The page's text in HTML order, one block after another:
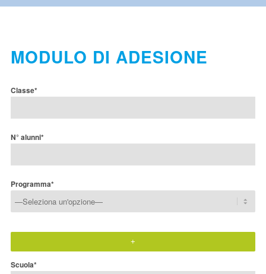
MODULO DI ADESIONE
Classe*
N° alunni*
Programma*
+
Scuola*